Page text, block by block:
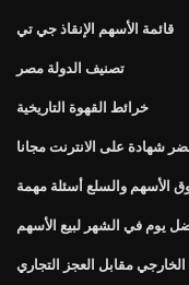
قائمة الأسهم الإنقاذ جي تي
تصنيف الدولة مصر
خرائط القهوة التاريخية
شهادة على الانترنت مجانا
الأسهم والسلع أسئلة مهمة
يوم في الشهر لبيع الأسهم
الخارجي مقابل العجز التجاري